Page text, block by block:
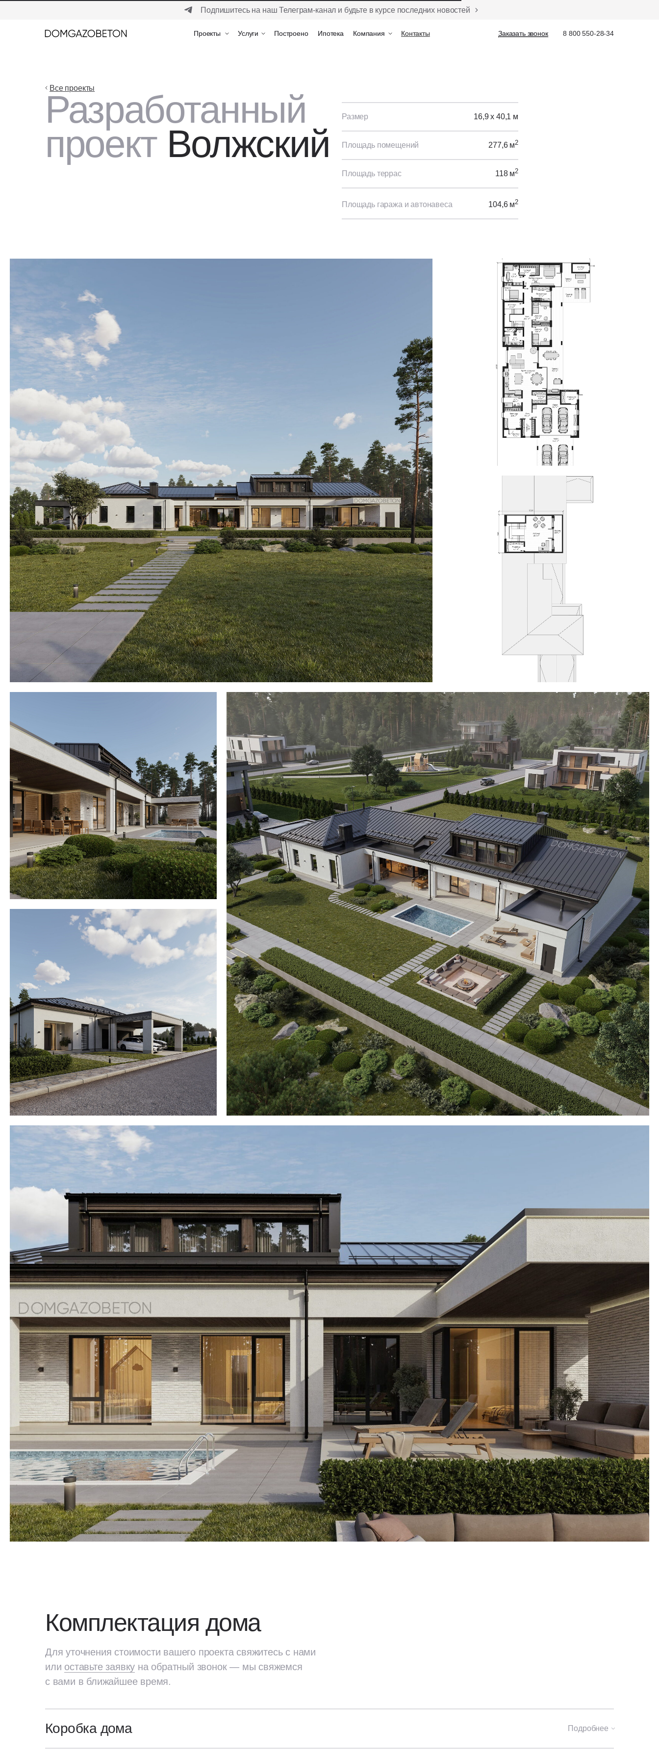
Подпишитесь на наш Телеграм-канал и будьте в курсе последних новостей
Проекты
Проекты Услуги
Услуги Компания
Компания
Построено
Построено Ипотека
Ипотека Контакты
Контакты 8 800 550-28-34
Заказать звонок
Заказать звонок
Все проекты
Разработанный
проектВолжский
Размер 16,9 х 40,1 м
Площадь помещений 277,6 м2
Площадь террас 118 м2
Площадь гаража и автонавеса 104,6 м2
Для уточнения стоимости вашего проекта свяжитесь с нами
или оставьте заявку на обратный звонок — мы свяжемся
с вами в ближайшее время.
Комплектация дома
Коробка дома Подробнее
Для уточнения стоимости вашего проекта
илиоставьте заявкуна обратный звонок — мы свяжемся